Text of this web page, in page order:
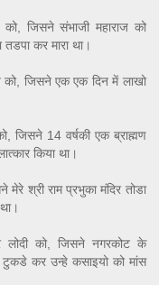
जिसने संभाजी महाराज को
कर मारा था।
को, जिसने एक एक दिन में लाखो
जिसने 14 वर्षकी एक ब्राह्मण
किया था।
मेरे श्री राम प्रभुका मंदिर तोडा
को, जिसने नगरकोट के
के टुकडे कर उन्हे कसाइयो को मांस